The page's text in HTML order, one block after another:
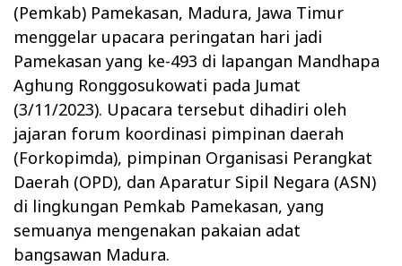
(Pemkab) Pamekasan, Madura, Jawa Timur
menggelar upacara peringatan hari jadi
Pamekasan yang ke-493 di lapangan Mandhapa
Aghung Ronggosukowati pada Jumat
(3/11/2023). Upacara tersebut dihadiri oleh
jajaran forum koordinasi pimpinan daerah
(Forkopimda), pimpinan Organisasi Perangkat
Daerah (OPD), dan Aparatur Sipil Negara (ASN)
di lingkungan Pemkab Pamekasan, yang
semuanya mengenakan pakaian adat
bangsawan Madura.